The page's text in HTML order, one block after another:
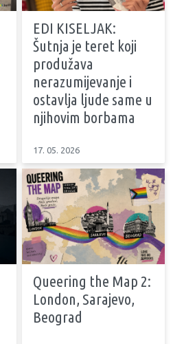
EDI KISELJAK:
Šutnja je teret koji
produžava
nerazumijevanje i
ostavlja ljude same u
njihovim borbama
17. 05. 2026
Queering the Map 2:
London, Sarajevo,
Beograd